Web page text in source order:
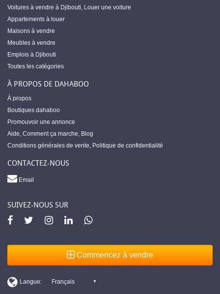
Voitures à vendre à Djibouti, Louer une voiture
Appartements à louer
Maisons à vendre
Meubles à vendre
Emplois à Djibouti
Toutes les catégories
À PROPOS DE DAHABOO
À propos
Boutiques dahaboo
Promouvoir une annonce
Aide, Comment ça marche, Blog
Conditions générales de vente, Politique de confidentialité
CONTACTEZ-NOUS
Email
SUIVEZ-NOUS SUR
Commencez à vendre